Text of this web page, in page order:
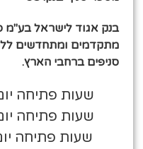
בנק אגוד לישראל בע"מ
מתקדמים ומתחדשים
סניפים ברחבי הארץ.
שעות פתיחה יום א': 08:30
שעות פתיחה יום ב': 08:30
שעות פתיחה יום ג': 08:30